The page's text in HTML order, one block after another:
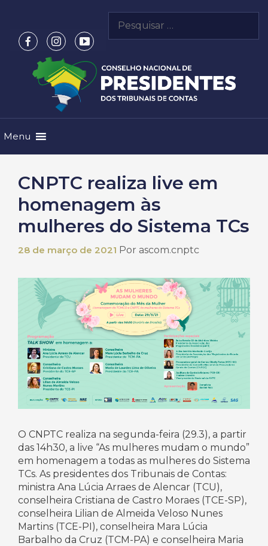
conteúdo
por:
Menu
CNPTC realiza live em
homenagem às
mulheres do Sistema TCs
28 de março de 2021 Por ascom.cnptc
O CNPTC realiza na segunda-feira (29.3), a partir
das 14h30, a live “As mulheres mudam o mundo”
em homenagem a todas as mulheres do Sistema
TCs. As presidentes dos Tribunais de Contas:
ministra Ana Lúcia Arraes de Alencar (TCU),
conselheira Cristiana de Castro Moraes (TCE-SP),
conselheira Lilian de Almeida Veloso Nunes
Martins (TCE-PI), conselheira Mara Lúcia
Barbalho da Cruz (TCM-PA) e conselheira Maria